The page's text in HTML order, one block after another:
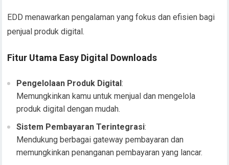
EDD menawarkan pengalaman yang fokus dan efisien bagi
penjual produk digital.
Fitur Utama Easy Digital Downloads
Pengelolaan Produk Digital:
Memungkinkan kamu untuk menjual dan mengelola
produk digital dengan mudah.
Sistem Pembayaran Terintegrasi:
Mendukung berbagai gateway pembayaran dan
memungkinkan penanganan pembayaran yang lancar.